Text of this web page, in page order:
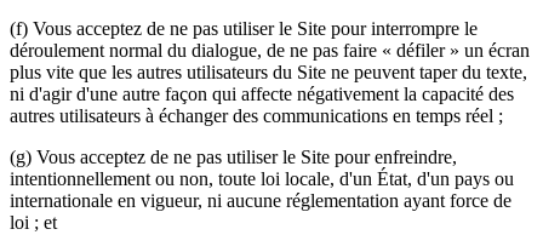
(f) Vous acceptez de ne pas utiliser le Site pour interrompre le
déroulement normal du dialogue, de ne pas faire « défiler » un écran
plus vite que les autres utilisateurs du Site ne peuvent taper du texte,
ni d'agir d'une autre façon qui affecte négativement la capacité des
autres utilisateurs à échanger des communications en temps réel ;
(g) Vous acceptez de ne pas utiliser le Site pour enfreindre,
intentionnellement ou non, toute loi locale, d'un État, d'un pays ou
internationale en vigueur, ni aucune réglementation ayant force de
loi ; et